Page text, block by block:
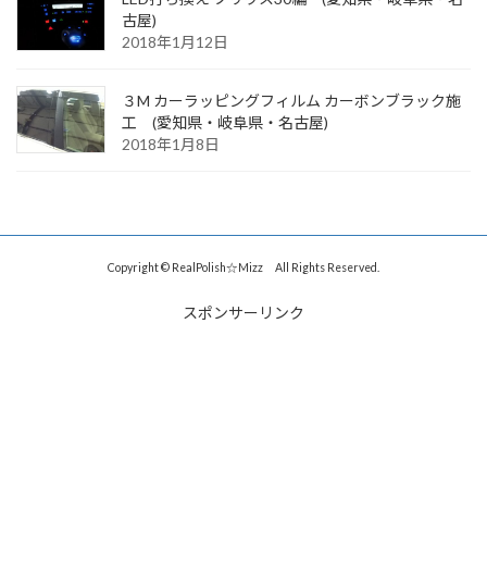
古屋)
2018年1月12日
３M カーラッピングフィルム カーボンブラック施
工 (愛知県・岐阜県・名古屋)
2018年1月8日
Copyright © RealPolish☆Mizz All Rights Reserved.
スポンサーリンク